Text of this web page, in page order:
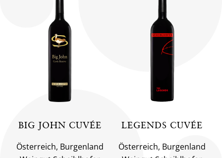
BIG JOHN CUVÉE
Österreich, Burgenland
LEGENDS CUVÉE
Österreich, Burgenland